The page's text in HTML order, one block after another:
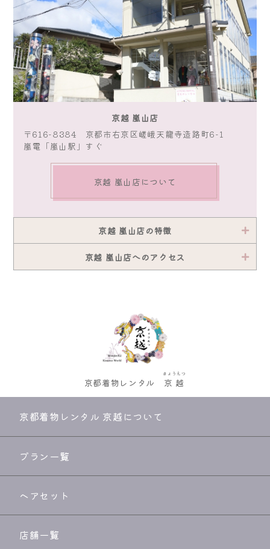
京越 嵐山店
〒616-8384 京都市右京区嵯峨天龍寺造路町6-1
嵐電「嵐山駅」すぐ
京越 嵐山店について
京越 嵐山店の特徴
京越 嵐山店へのアクセス
京都着物レンタル 京越
きょうえつ
京都着物レンタル 京越について
プラン一覧
ヘアセット
店舗一覧